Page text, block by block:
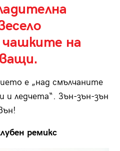
на
е „над смълчаните
и ледчета“. Зън-зън-зън
ремикс